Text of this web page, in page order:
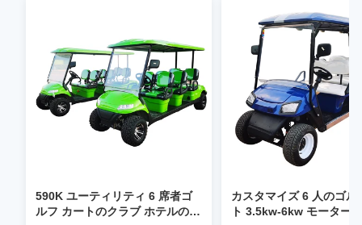
590K ユーティリティ 6 席者ゴ
ルフ カートのクラブ ホテルのた
カスタマイズ 6 人のゴル
ト 3.5kw-6kw モーター